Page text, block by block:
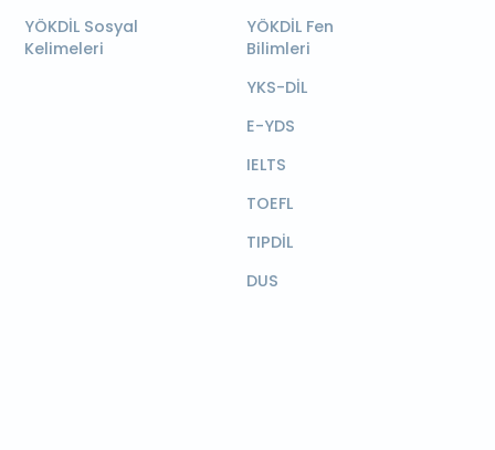
YÖKDİL Sosyal
Kelimeleri
YÖKDİL Fen
Bilimleri
YKS-DİL
E-YDS
IELTS
TOEFL
TIPDİL
DUS